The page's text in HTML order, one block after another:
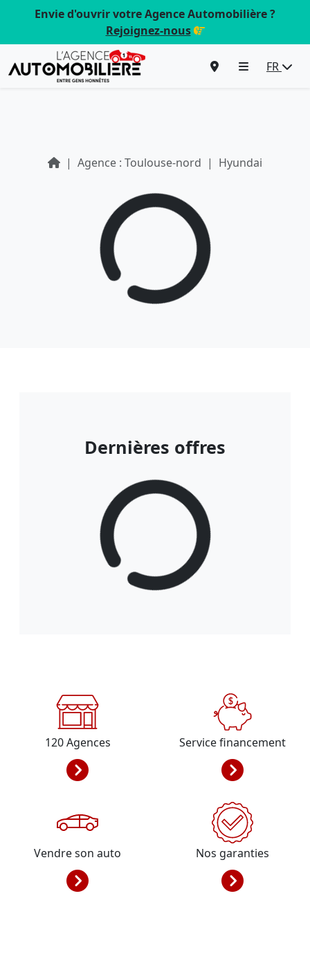
Envie d'ouvrir votre Agence Automobilière ?
Rejoignez-nous
FR
Agence : Toulouse-nord Hyundai
Dernières offres
120Agences Service financement
Vendre son auto Nos garanties